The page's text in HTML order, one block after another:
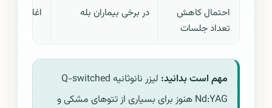
احتمال کاهش
تعداد جلسات
در برخی بیماران بله اغلب
مهم است بدانید:
لیزر نانوثانیه Q-switched
Nd:YAG هنوز برای بسیاری از تتوهای مشکی و